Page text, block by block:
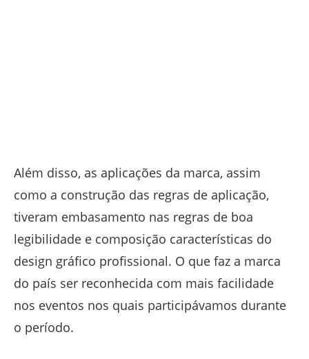
Além disso, as aplicações da marca, assim
como a construção das regras de aplicação,
tiveram embasamento nas regras de boa
legibilidade e composição características do
design gráfico profissional. O que faz a marca
do país ser reconhecida com mais facilidade
nos eventos nos quais participávamos durante
o período.